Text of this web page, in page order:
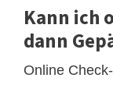
Kann ich
dann
Online